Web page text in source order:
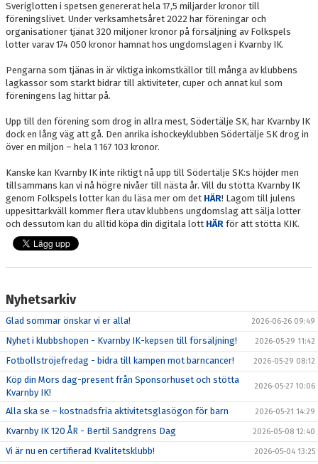
Sveriglotten i spetsen genererat hela 17,5 miljarder kronor till
föreningslivet. Under verksamhetsåret 2022 har föreningar och
organisationer tjänat 320 miljoner kronor på försäljning av Folkspels
lotter varav 174 050 kronor hamnat hos ungdomslagen i Kvarnby IK.
Pengarna som tjänas in är viktiga inkomstkällor till många av klubbens
lagkassor som starkt bidrar till aktiviteter, cuper och annat kul som
föreningens lag hittar på.
Upp till den förening som drog in allra mest, Södertälje SK, har Kvarnby IK
dock en lång väg att gå. Den anrika ishockeyklubben Södertälje SK drog in
över en miljon – hela 1 167 103 kronor.
Kanske kan Kvarnby IK inte riktigt nå upp till Södertälje SK:s höjder men
tillsammans kan vi nå högre nivåer till nästa år. Vill du stötta Kvarnby IK
genom Folkspels lotter kan du läsa mer om det HÄR! Lagom till julens
uppesittarkväll kommer flera utav klubbens ungdomslag att sälja lotter
och dessutom kan du alltid köpa din digitala lott HÄR för att stötta KIK.
Nyhetsarkiv
Glad sommar önskar vi er alla! 2026-06-26 09:49
Nyhet i klubbshopen - Kvarnby IK-kepsen till försäljning! 2026-05-29 11:42
Fotbollströjefredag - bidra till kampen mot barncancer! 2026-05-29 08:12
Köp din Mors dag-present från Sponsorhuset och stötta
Kvarnby IK!
2026-05-27 10:06
Alla ska se – kostnadsfria aktivitetsglasögon för barn 2026-05-21 14:29
Kvarnby IK 120 ÅR - Bertil Sandgrens Dag 2026-05-08 12:40
Vi är nu en certifierad Kvalitetsklubb! 2026-05-04 13:25